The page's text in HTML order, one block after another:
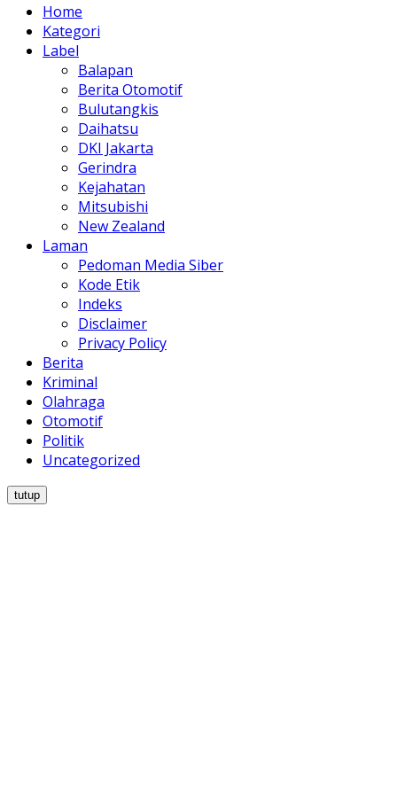
Home
Kategori
Label
Balapan
Berita Otomotif
Bulutangkis
Daihatsu
DKI Jakarta
Gerindra
Kejahatan
Mitsubishi
New Zealand
Laman
Pedoman Media Siber
Kode Etik
Indeks
Disclaimer
Privacy Policy
Berita
Kriminal
Olahraga
Otomotif
Politik
Uncategorized
tutup